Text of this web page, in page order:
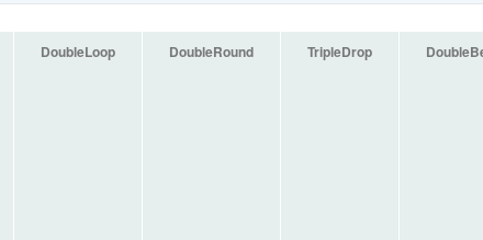
DoubleLoop DoubleRound TripleDrop